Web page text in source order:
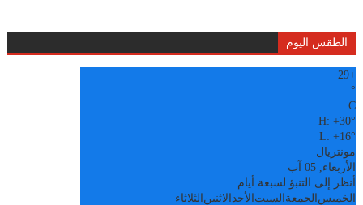
الطقس اليوم
+
29
°
C
H:+30°
L:+16°
مونتريال
الأربعاء, 05 آب
أنظر إلى التنبؤ لسبعة أيام
الخميس الجمعة السبت الأحدالاثنين الثلاثاء